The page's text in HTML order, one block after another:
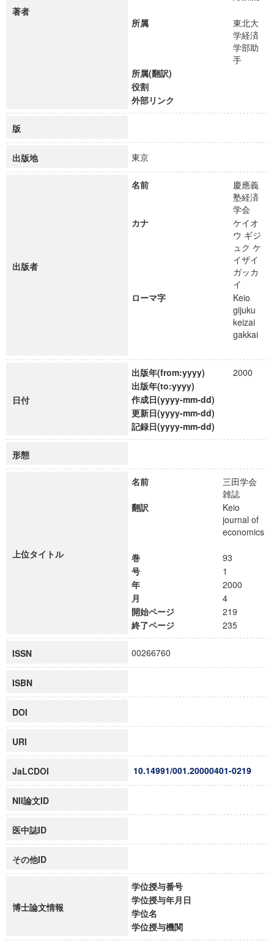
著者
所属
東北大
学経済
学部助
手
所属(翻訳)
役割
外部リンク
版
出版地 東京
出版者
名前
慶應義
塾経済
学会
カナ
ケイオ
ウ ギジ
ュク ケ
イザイ
ガッカ
イ
ローマ字
Keio
gijuku
keizai
gakkai
日付
出版年(from:yyyy)
2000
出版年(to:yyyy)
作成日(yyyy-mm-dd)
更新日(yyyy-mm-dd)
記録日(yyyy-mm-dd)
形態
上位タイトル
名前
三田学会
雑誌
翻訳
Keio
journal of
economics
巻
93
号
1
年
2000
月
4
開始ページ
219
終了ページ
235
ISSN 00266760
ISBN
DOI
URI
JaLCDOI 10.14991/001.20000401-0219
NII論文ID
医中誌ID
その他ID
博士論文情報
学位授与番号
学位授与年月日
学位名
学位授与機関